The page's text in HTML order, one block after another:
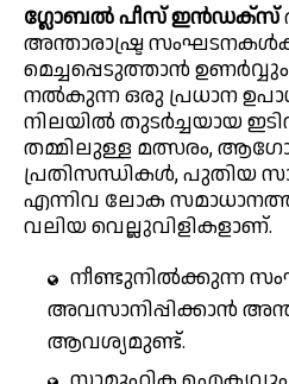
ഗ്ലോബൽ പീസ് ഇൻഡക്സ്
അന്താരാഷ്ട്ര
മെച്ചപ്പെടുത്താൻ
നൽകുന്ന ഒരു പ്രധാന
നിലയിൽ തുടർച്ചയായ
തമ്മിലുള്ള മത്സരം,
പ്രതിസന്ധികൾ, പുതിയ
എന്നിവ ലോക
വലിയ വെല്ലുവിളികളാണ്.
നീണ്ടുനിൽക്കുന്ന
അവസാനിപ്പിക്കാൻ
ആവശ്യമുണ്ട്.